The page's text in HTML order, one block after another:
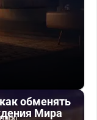
обменять
Мира